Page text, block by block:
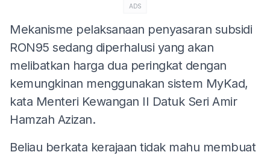
ADS
Mekanisme pelaksanaan penyasaran subsidi
RON95 sedang diperhalusi yang akan
melibatkan harga dua peringkat dengan
kemungkinan menggunakan sistem MyKad,
kata Menteri Kewangan II Datuk Seri Amir
Hamzah Azizan.
Beliau berkata kerajaan tidak mahu membuat